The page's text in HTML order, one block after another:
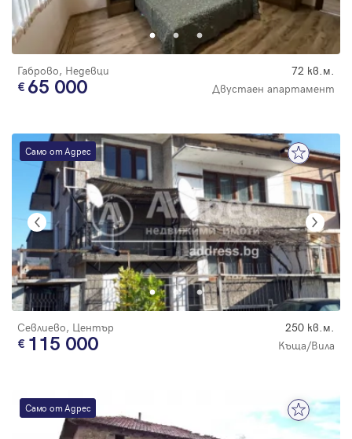
Габрово, Недевци 72 кв.м.
65 000 Двустаен апартамент
Само от Адрес
Севлиево, Център 250 кв.м.
115 000 Къща/Вила
Само от Адрес
Парола
Забравена парола
Регистрация